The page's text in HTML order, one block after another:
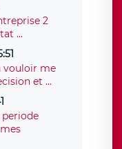
2
...
vouloir me
et ...